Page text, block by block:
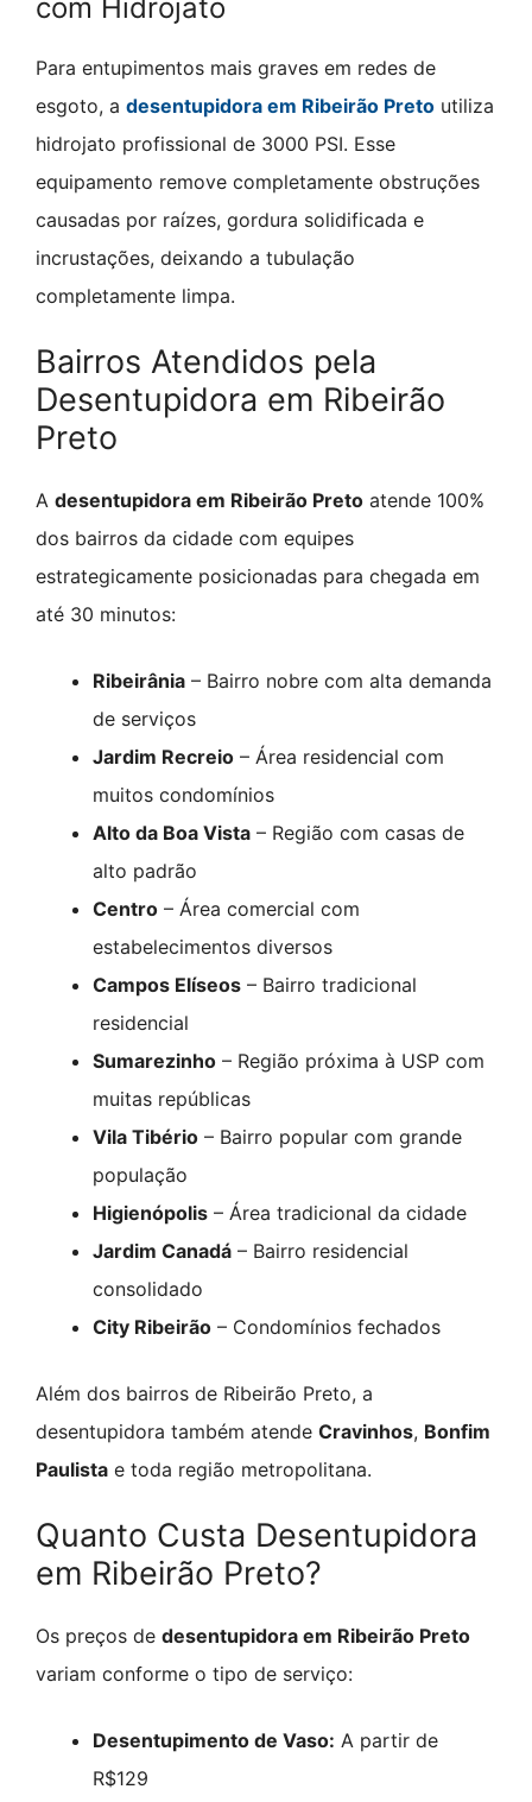
com Hidrojato
Para entupimentos mais graves em redes de
esgoto, a desentupidora em Ribeirão Preto utiliza
hidrojato profissional de 3000 PSI. Esse
equipamento remove completamente obstruções
causadas por raízes, gordura solidificada e
incrustações, deixando a tubulação
completamente limpa.
Bairros Atendidos pela
Desentupidora em Ribeirão
Preto
A desentupidora em Ribeirão Preto atende 100%
dos bairros da cidade com equipes
estrategicamente posicionadas para chegada em
até 30 minutos:
Ribeirânia – Bairro nobre com alta demanda
de serviços
Jardim Recreio – Área residencial com
muitos condomínios
Alto da Boa Vista – Região com casas de
alto padrão
Centro – Área comercial com
estabelecimentos diversos
Campos Elíseos – Bairro tradicional
residencial
Sumarezinho – Região próxima à USP com
muitas repúblicas
Vila Tibério – Bairro popular com grande
população
Higienópolis – Área tradicional da cidade
Jardim Canadá – Bairro residencial
consolidado
City Ribeirão – Condomínios fechados
Além dos bairros de Ribeirão Preto, a
desentupidora também atende Cravinhos, Bonfim
Paulista e toda região metropolitana.
Quanto Custa Desentupidora
em Ribeirão Preto?
Os preços de desentupidora em Ribeirão Preto
variam conforme o tipo de serviço:
Desentupimento de Vaso: A partir de
R$129